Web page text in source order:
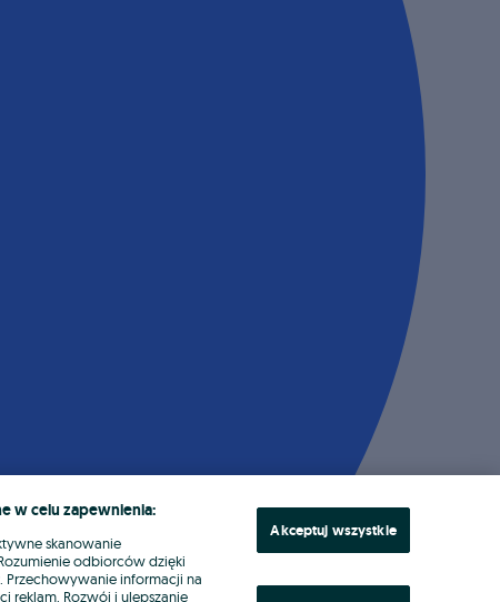
w celu zapewnienia:
skanowanie
odbiorców dzięki
Przechowywanie informacji na
reklam. Rozwój i ulepszanie
Akceptuj wszystkie